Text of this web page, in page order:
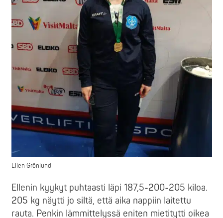
Ellen Grönlund
Ellenin kyykyt puhtaasti läpi 187,5-200-205 kiloa.
205 kg näytti jo siltä, että aika nappiin laitettu
rauta. Penkin lämmittelyssä eniten mietitytti oikea